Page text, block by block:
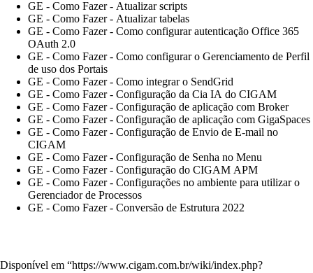
GE - Como Fazer - Atualizar scripts
GE - Como Fazer - Atualizar tabelas
GE - Como Fazer - Como configurar autenticação Office 365
OAuth 2.0
GE - Como Fazer - Como configurar o Gerenciamento de Perfil
de uso dos Portais
GE - Como Fazer - Como integrar o SendGrid
GE - Como Fazer - Configuração da Cia IA do CIGAM
GE - Como Fazer - Configuração de aplicação com Broker
GE - Como Fazer - Configuração de aplicação com GigaSpaces
GE - Como Fazer - Configuração de Envio de E-mail no
CIGAM
GE - Como Fazer - Configuração de Senha no Menu
GE - Como Fazer - Configuração do CIGAM APM
GE - Como Fazer - Configurações no ambiente para utilizar o
Gerenciador de Processos
GE - Como Fazer - Conversão de Estrutura 2022
Disponível em “https://www.cigam.com.br/wiki/index.php?